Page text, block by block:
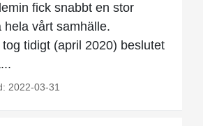
fick snabbt en stor
hela vårt samhälle.
tidigt (april 2020) beslutet
2022-03-31